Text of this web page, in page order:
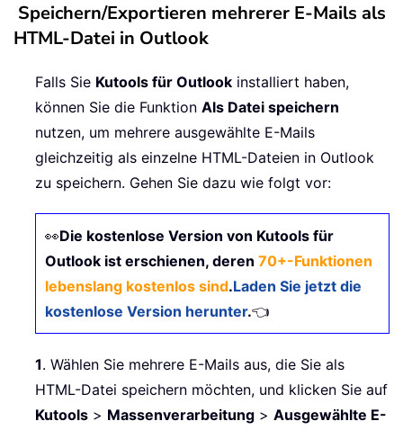
Speichern/Exportieren mehrerer E-Mails als
HTML-Datei in Outlook
Falls Sie Kutools für Outlook installiert haben,
können Sie die Funktion Als Datei speichern
nutzen, um mehrere ausgewählte E-Mails
gleichzeitig als einzelne HTML-Dateien in Outlook
zu speichern. Gehen Sie dazu wie folgt vor:
👀Die kostenlose Version von Kutools für
Outlook ist erschienen, deren 70+-Funktionen
lebenslang kostenlos sind.Laden Sie jetzt die
kostenlose Version herunter.👈
1. Wählen Sie mehrere E-Mails aus, die Sie als
HTML-Datei speichern möchten, und klicken Sie auf
Kutools > Massenverarbeitung > Ausgewählte E-